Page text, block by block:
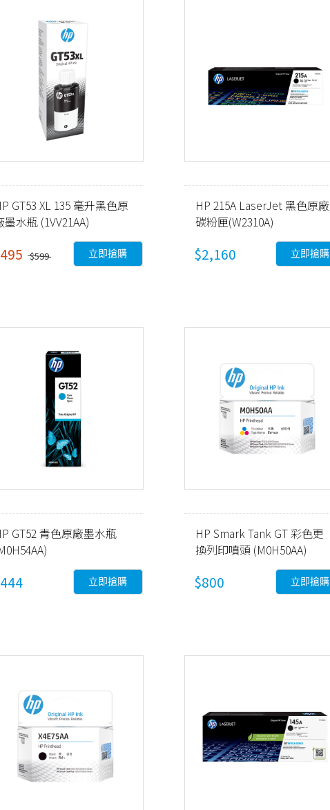
GT53 XL 135 毫升黑色原
墨水瓶 (1VV21AA)
$599 立即搶購
HP 215A LaserJet 黑色原廠
碳粉匣(W2310A)
$2,160 立即搶購
GT52 青色原廠墨水瓶
立即搶購
HP Smark Tank GT 彩色更
換列印噴頭 (M0H50AA)
$800 立即搶購